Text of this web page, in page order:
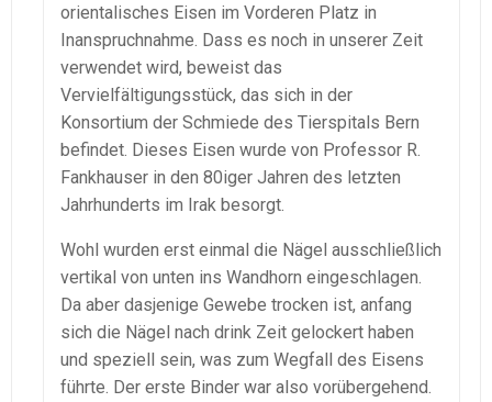
orientalisches Eisen im Vorderen Platz in
Inanspruchnahme. Dass es noch in unserer Zeit
verwendet wird, beweist das
Vervielfältigungsstück, das sich in der
Konsortium der Schmiede des Tierspitals Bern
befindet. Dieses Eisen wurde von Professor R.
Fankhauser in den 80iger Jahren des letzten
Jahrhunderts im Irak besorgt.
Wohl wurden erst einmal die Nägel ausschließlich
vertikal von unten ins Wandhorn eingeschlagen.
Da aber dasjenige Gewebe trocken ist, anfang
sich die Nägel nach drink Zeit gelockert haben
und speziell sein, was zum Wegfall des Eisens
führte. Der erste Binder war also vorübergehend.